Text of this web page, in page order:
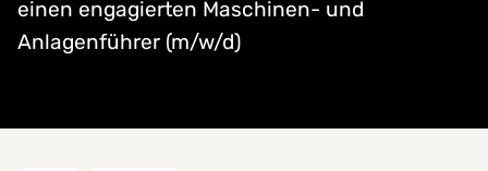
einen engagierten Maschinen- und
Anlagenführer (m/w/d)